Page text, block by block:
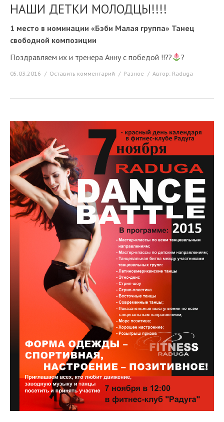
НАШИ ДЕТКИ МОЛОДЦЫ!!!!
1 место в номинации «Бэби Малая группа» Танец
свободной композиции
Поздравляем их и тренера Анну с победой !!??
?
05.03.2016 Оставить комментарий Разное Автор: Raduga